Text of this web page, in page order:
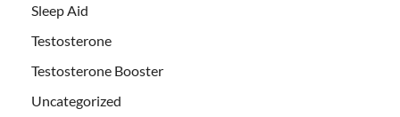
Sleep Aid
Testosterone
Testosterone Booster
Uncategorized